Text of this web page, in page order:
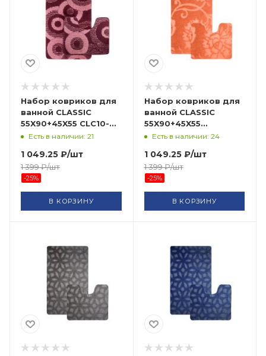
Набор ковриков для
ванной CLASSIC
55X90+45X55 CLC10-
BURGUNDY BANYOLIN
Есть в наличии: 21
1 049.25 ₽/шт
1 399₽/шт
-25%
В КОРЗИНУ
Набор ковриков для
ванной CLASSIC
55X90+45X55
CLT202010-SALMON-
Есть в наличии: 24
1 049.25₽/шт
1 399₽/шт
-25%
В КОРЗИНУ